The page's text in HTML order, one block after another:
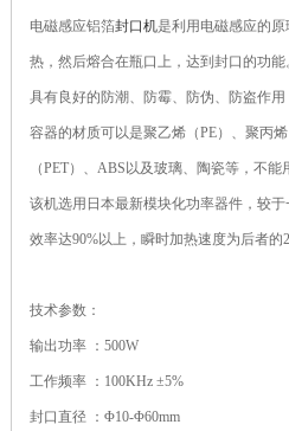
电磁感应铝箔封口机是利用电磁感应的
热，然后熔合在瓶口上，达到封口的功能
具有良好的防潮、防霉、防伪、防盗作用
容器的材质可以是聚乙烯（PE）、聚丙
（PET）、ABS以及玻璃、陶瓷等，不能
该机选用日本最新模块化功率器件，较
效率达90%以上，瞬时加热速度为后者的
技术参数：
输出功率 ：500W
工作频率 ：100KHz ±5%
封口直径 ：Φ10-Φ60mm